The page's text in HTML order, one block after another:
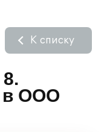
в ООО
К списку